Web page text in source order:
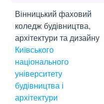
Вінницький фаховий
коледж будівництва,
архітектури та дизайну
Київського
національного
університету
будівництва і
архітектури